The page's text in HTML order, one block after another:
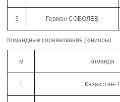
3 Герман СОБОЛЕВ
Командные соревнования (юниоры)
м команда
1 Казахстан-1